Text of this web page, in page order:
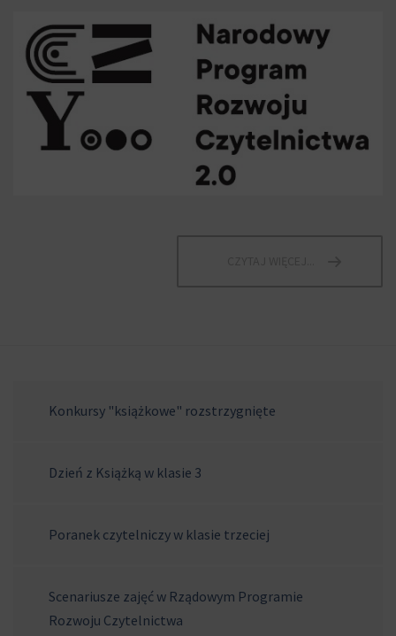
Konkursy "książkowe" rozstrzygnięte
Dzień z Książką w klasie 3
Poranek czytelniczy w klasie trzeciej
Scenariusze zajęć w Rządowym Programie
Rozwoju Czytelnictwa